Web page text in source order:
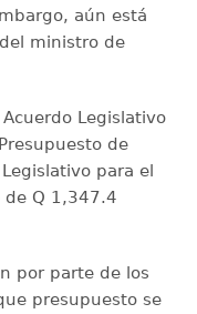
aún está
ministro de
Legislativo
de
para el
de Q 1,347.4
por parte de los
presupuesto se